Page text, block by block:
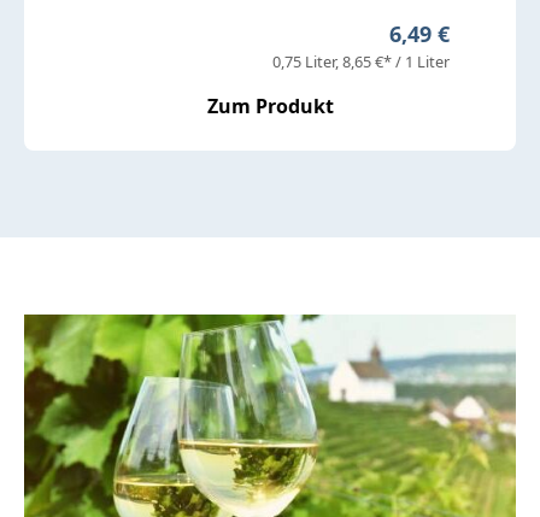
Regulärer
6,49 €
0,75 Liter 8,65 €* / 1 Liter
Zum Produkt